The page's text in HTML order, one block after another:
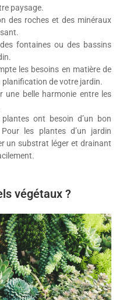
paysage.
des roches et des minéraux
fontaines ou des bassins
les besoins en matière de
planification de votre jardin.
une belle harmonie entre les
ont besoin d’un bon
les plantes d’un jardin
un substrat léger et drainant
végétaux ?